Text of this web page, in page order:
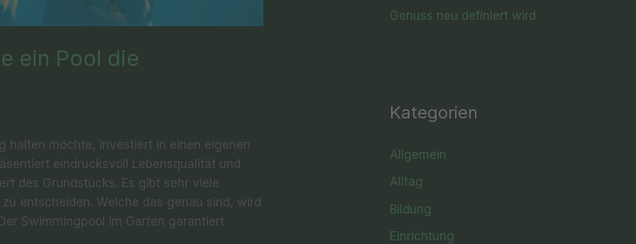
ein Pool die
halten möchte, investiert in einen eigenen
eindrucksvoll Lebensqualität und
des Grundstücks. Es gibt sehr viele
entscheiden. Welche das genau sind, wird
Swimmingpool im Garten garantiert
Genuss neu definiert wird
Kategorien
Allgemein
Alltag
Bildung
Einrichtung